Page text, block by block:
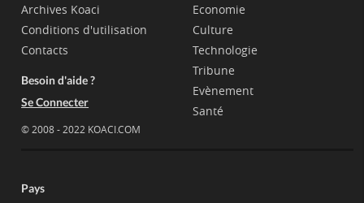
Archives Koaci
Conditions d'utilisation
Contacts
Besoin d'aide ?
Se Connecter
© 2008 - 2022 KOACI.COM
Economie
Culture
Technologie
Tribune
Evènement
Santé
Pays